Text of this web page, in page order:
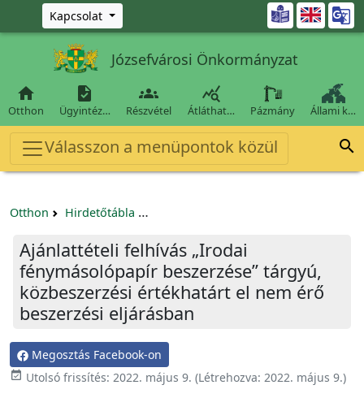
Ugrás a fő tartalomra
Kapcsolat 
Józsefvárosi Önkormányzat

Otthon

Ügyintéz…

Részvétel

Átláthat… Pázmány Állami k…
Válasszon a menüpontok közül 
Otthon Hirdetőtábla
Ajánlattételi felhívás „Irodai
fénymásolópapír beszerzése” tárgyú,
közbeszerzési értékhatárt el nem érő
beszerzési eljárásban
Megosztás Facebook-on
 Utolsó frissítés: 2022. május 9. (Létrehozva: 2022. május 9.)